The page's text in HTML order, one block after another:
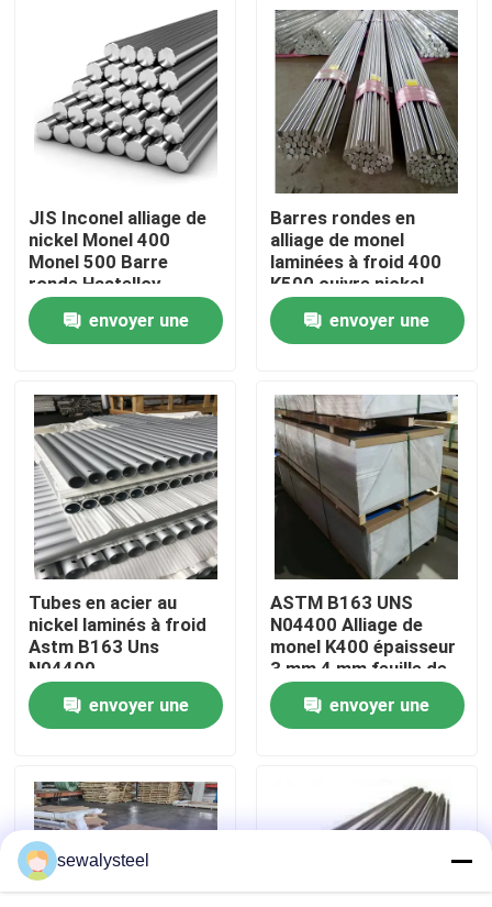
Aperçu
Produits
Vidéos
A propos de nous
Visite d'usine
Contrôle de la qualité
Contact
Tous les cas
Demande de soumission
JIS Inconel alliage de
nickel Monel 400
Monel 500 Barre
ronde Hastelloy
envoyer une
Barres rondes en
alliage de monel
laminées à froid 400
K500 cuivre nickel
envoyer une
Tubes en acier au
nickel laminés à froid
Astm B163 Uns
N04400
envoyer une
ASTM B163 UNS
N04400 Alliage de
monel K400 épaisseur
3 mm 4 mm feuille de
monel K500
envoyer une
sewalysteel